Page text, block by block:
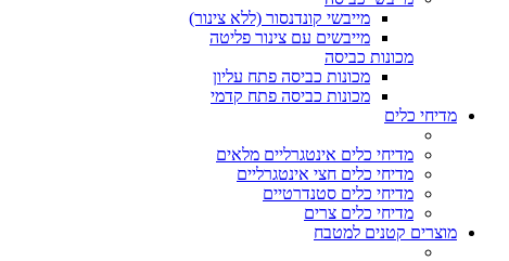
מייבשי קונדנסור (ללא צינור)
מייבשים עם צינור פליטה
מכונות כביסה
מכונות כביסה פתח עליון
מכונות כביסה פתח קדמי
מדיחי כלים
מדיחי כלים אינטגרליים מלאים
מדיחי כלים חצי אינטגרליים
מדיחי כלים סטנדרטיים
מדיחי כלים צרים
מוצרים קטנים למטבח